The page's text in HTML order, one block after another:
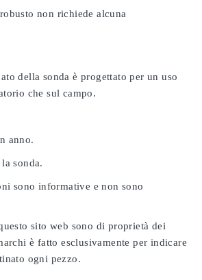
non richiede alcuna
della sonda è progettato per un uso
che sul campo.
anno.
sonda.
sono informative e non sono
sito web sono di proprietà dei
è fatto esclusivamente per indicare
ogni pezzo.